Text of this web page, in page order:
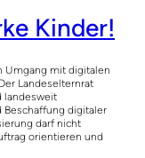
Kinder!
Umgang mit digitalen
Landeselternrat
landesweit
Beschaffung digitaler
darf nicht
orientieren und